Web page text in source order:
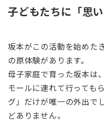
子どもたちに「思
坂本がこの活動を始めた
の原体験があります。
母子家庭で育った坂本は
モールに連れて行っても
グ」だけが唯一の外出で
どありません。